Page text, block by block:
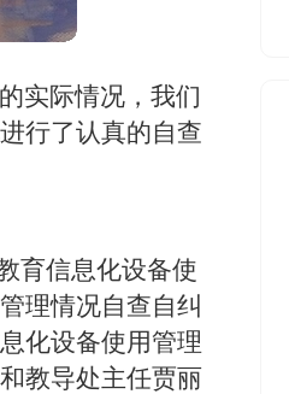
实际情况，我们
行了认真的自查
育信息化设备使
理情况自查自纠
化设备使用管理
教导处主任贾丽